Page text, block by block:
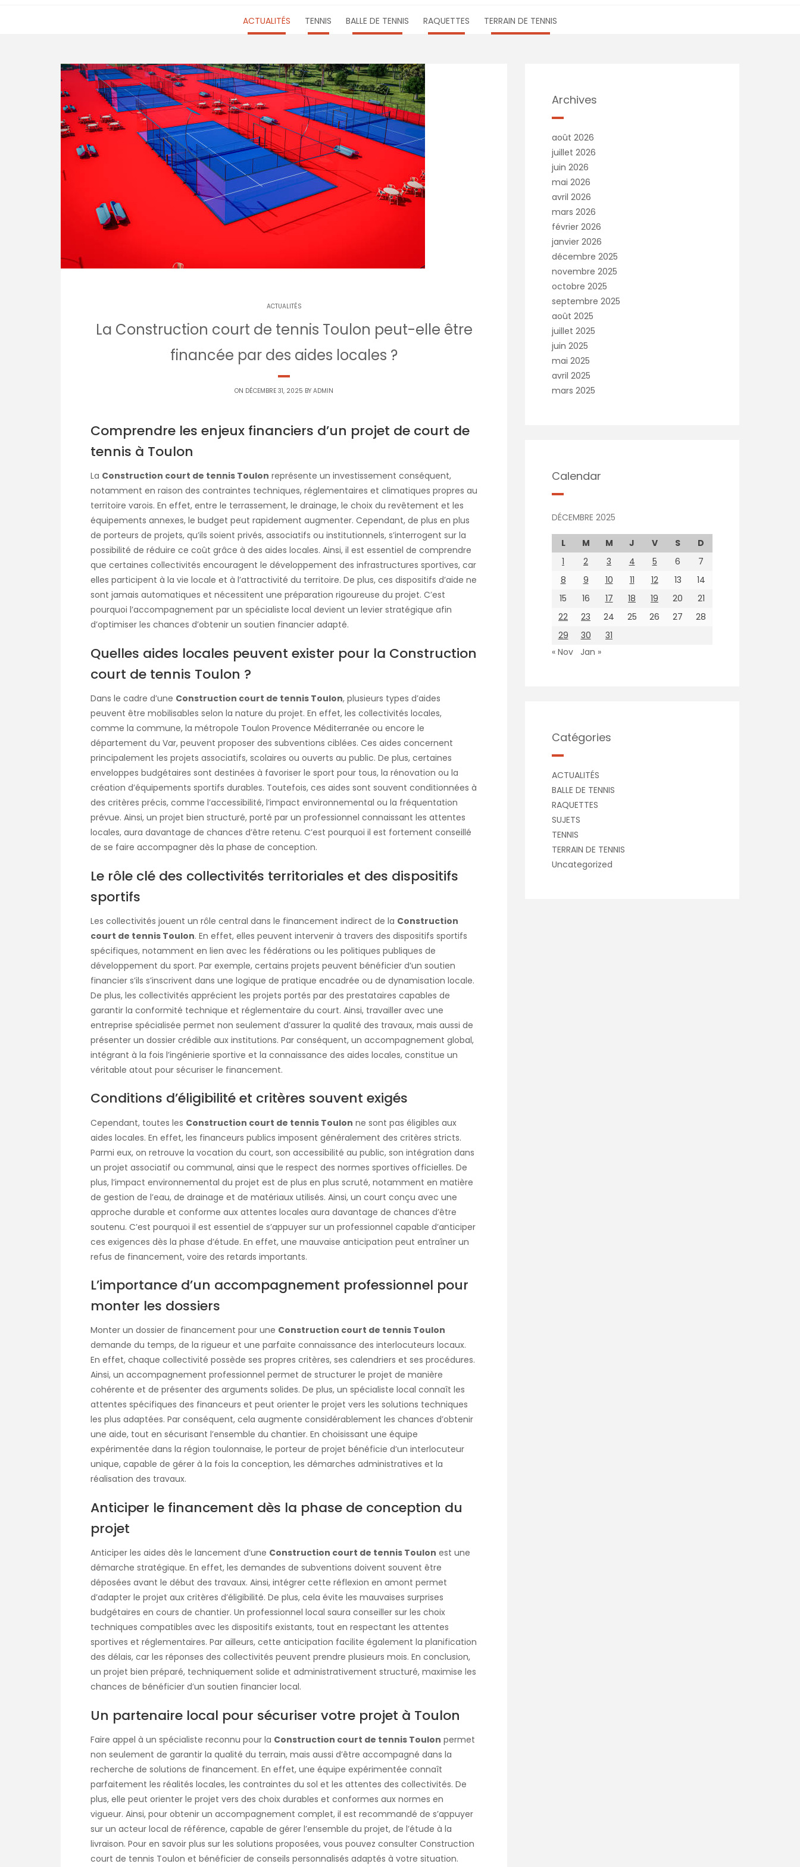
ACTUALITÉS TENNIS BALLE DE TENNIS RAQUETTES TERRAIN DE TENNIS
ACTUALITÉS
La Construction court de tennis Toulon peut-elle être
financée par des aides locales ?
ON DÉCEMBRE 31, 2025 BY ADMIN
Comprendre les enjeux financiers d’un projet de court de
tennis à Toulon
La Construction court de tennis Toulon représente un investissement conséquent,
notamment en raison des contraintes techniques, réglementaires et climatiques propres au
territoire varois. En effet, entre le terrassement, le drainage, le choix du revêtement et les
équipements annexes, le budget peut rapidement augmenter. Cependant, de plus en plus
de porteurs de projets, qu’ils soient privés, associatifs ou institutionnels, s’interrogent sur la
possibilité de réduire ce coût grâce à des aides locales. Ainsi, il est essentiel de comprendre
que certaines collectivités encouragent le développement des infrastructures sportives, car
elles participent à la vie locale et à l’attractivité du territoire. De plus, ces dispositifs d’aide ne
sont jamais automatiques et nécessitent une préparation rigoureuse du projet. C’est
pourquoi l’accompagnement par un spécialiste local devient un levier stratégique afin
d’optimiser les chances d’obtenir un soutien financier adapté.
Quelles aides locales peuvent exister pour la Construction
court de tennis Toulon ?
Dans le cadre d’une Construction court de tennis Toulon, plusieurs types d’aides
peuvent être mobilisables selon la nature du projet. En effet, les collectivités locales,
comme la commune, la métropole Toulon Provence Méditerranée ou encore le
département du Var, peuvent proposer des subventions ciblées. Ces aides concernent
principalement les projets associatifs, scolaires ou ouverts au public. De plus, certaines
enveloppes budgétaires sont destinées à favoriser le sport pour tous, la rénovation ou la
création d’équipements sportifs durables. Toutefois, ces aides sont souvent conditionnées à
des critères précis, comme l’accessibilité, l’impact environnemental ou la fréquentation
prévue. Ainsi, un projet bien structuré, porté par un professionnel connaissant les attentes
locales, aura davantage de chances d’être retenu. C’est pourquoi il est fortement conseillé
de se faire accompagner dès la phase de conception.
Le rôle clé des collectivités territoriales et des dispositifs
sportifs
Les collectivités jouent un rôle central dans le financement indirect de la Construction
court de tennis Toulon. En effet, elles peuvent intervenir à travers des dispositifs sportifs
spécifiques, notamment en lien avec les fédérations ou les politiques publiques de
développement du sport. Par exemple, certains projets peuvent bénéficier d’un soutien
financier s’ils s’inscrivent dans une logique de pratique encadrée ou de dynamisation locale.
De plus, les collectivités apprécient les projets portés par des prestataires capables de
garantir la conformité technique et réglementaire du court. Ainsi, travailler avec une
entreprise spécialisée permet non seulement d’assurer la qualité des travaux, mais aussi de
présenter un dossier crédible aux institutions. Par conséquent, un accompagnement global,
intégrant à la fois l’ingénierie sportive et la connaissance des aides locales, constitue un
véritable atout pour sécuriser le financement.
Conditions d’éligibilité et critères souvent exigés
Cependant, toutes les Construction court de tennis Toulon ne sont pas éligibles aux
aides locales. En effet, les financeurs publics imposent généralement des critères stricts.
Parmi eux, on retrouve la vocation du court, son accessibilité au public, son intégration dans
un projet associatif ou communal, ainsi que le respect des normes sportives officielles. De
plus, l’impact environnemental du projet est de plus en plus scruté, notamment en matière
de gestion de l’eau, de drainage et de matériaux utilisés. Ainsi, un court conçu avec une
approche durable et conforme aux attentes locales aura davantage de chances d’être
soutenu. C’est pourquoi il est essentiel de s’appuyer sur un professionnel capable d’anticiper
ces exigences dès la phase d’étude. En effet, une mauvaise anticipation peut entraîner un
refus de financement, voire des retards importants.
L’importance d’un accompagnement professionnel pour
monter les dossiers
Monter un dossier de financement pour une Construction court de tennis Toulon
demande du temps, de la rigueur et une parfaite connaissance des interlocuteurs locaux.
En effet, chaque collectivité possède ses propres critères, ses calendriers et ses procédures.
Ainsi, un accompagnement professionnel permet de structurer le projet de manière
cohérente et de présenter des arguments solides. De plus, un spécialiste local connaît les
attentes spécifiques des financeurs et peut orienter le projet vers les solutions techniques
les plus adaptées. Par conséquent, cela augmente considérablement les chances d’obtenir
une aide, tout en sécurisant l’ensemble du chantier. En choisissant une équipe
expérimentée dans la région toulonnaise, le porteur de projet bénéficie d’un interlocuteur
unique, capable de gérer à la fois la conception, les démarches administratives et la
réalisation des travaux.
Anticiper le financement dès la phase de conception du
projet
Anticiper les aides dès le lancement d’une Construction court de tennis Toulon est une
démarche stratégique. En effet, les demandes de subventions doivent souvent être
déposées avant le début des travaux. Ainsi, intégrer cette réflexion en amont permet
d’adapter le projet aux critères d’éligibilité. De plus, cela évite les mauvaises surprises
budgétaires en cours de chantier. Un professionnel local saura conseiller sur les choix
techniques compatibles avec les dispositifs existants, tout en respectant les attentes
sportives et réglementaires. Par ailleurs, cette anticipation facilite également la planification
des délais, car les réponses des collectivités peuvent prendre plusieurs mois. En conclusion,
un projet bien préparé, techniquement solide et administrativement structuré, maximise les
chances de bénéficier d’un soutien financier local.
Un partenaire local pour sécuriser votre projet à Toulon
Faire appel à un spécialiste reconnu pour la Construction court de tennis Toulon permet
non seulement de garantir la qualité du terrain, mais aussi d’être accompagné dans la
recherche de solutions de financement. En effet, une équipe expérimentée connaît
parfaitement les réalités locales, les contraintes du sol et les attentes des collectivités. De
plus, elle peut orienter le projet vers des choix durables et conformes aux normes en
vigueur. Ainsi, pour obtenir un accompagnement complet, il est recommandé de s’appuyer
sur un acteur local de référence, capable de gérer l’ensemble du projet, de l’étude à la
livraison. Pour en savoir plus sur les solutions proposées, vous pouvez consulter Construction
court de tennis Toulon et bénéficier de conseils personnalisés adaptés à votre situation.
Archives
août 2026
juillet 2026
juin 2026
mai 2026
avril 2026
mars 2026
février 2026
janvier 2026
décembre 2025
novembre 2025
octobre 2025
septembre 2025
août 2025
juillet 2025
juin 2025
mai 2025
avril 2025
mars 2025
Calendar
DÉCEMBRE 2025
L M M J V S
D
1
2 3 4 5 6
7
8
9 10 11 12 13
14
15
16 17 18 19 20
21
22
23 24 25 26 27
28
29
30
31
« Nov
Jan »
Catégories
ACTUALITÉS
BALLE DE TENNIS
RAQUETTES
SUJETS
TENNIS
TERRAIN DE TENNIS
Uncategorized